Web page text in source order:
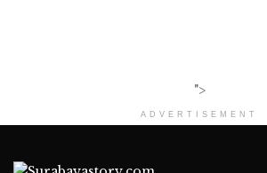
">
ADVERTISEMENT